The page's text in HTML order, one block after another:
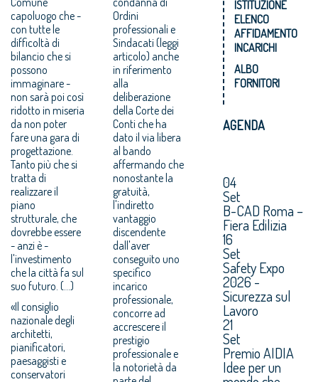
capoluogo che -
con tutte le
difficoltà di
bilancio che si
possono
immaginare -
non sarà poi così
ridotto in miseria
da non poter
fare una gara di
progettazione.
Tanto più che si
tratta di
realizzare il
piano
strutturale, che
dovrebbe essere
- anzi è -
l'investimento
che la città fa sul
suo futuro. (...)
«Il consiglio
nazionale degli
architetti,
pianificatori,
paesaggisti e
conservatori
Ordini
professionali e
Sindacati (leggi
articolo) anche
in riferimento
alla
deliberazione
della Corte dei
Conti che ha
dato il via libera
al bando
affermando che
nonostante la
gratuità,
l'indiretto
vantaggio
discendente
dall'aver
conseguito uno
specifico
incarico
professionale,
concorre ad
accrescere il
prestigio
professionale e
la notorietà da
ISTITUZIONE
ELENCO
AFFIDAMENTO
INCARICHI
ALBO
FORNITORI
AGENDA
04
Set
B-CAD Roma –
Fiera Edilizia
16
Set
Safety Expo
2026 -
Sicurezza sul
Lavoro
21
Set
Premio AIDIA
Idee per un